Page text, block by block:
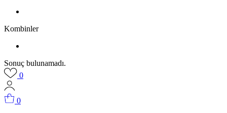
Kombinler
Sonuç bulunamadı.
0
0